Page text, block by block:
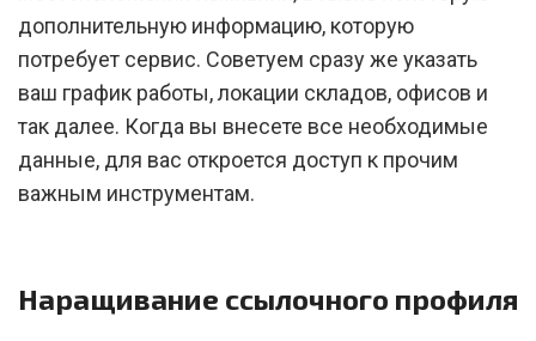
дополнительную информацию, которую
потребует сервис. Советуем сразу же указать
ваш график работы, локации складов, офисов и
так далее. Когда вы внесете все необходимые
данные, для вас откроется доступ к прочим
важным инструментам.
Наращивание ссылочного профиля